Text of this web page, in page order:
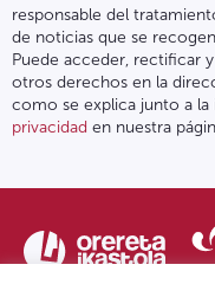
responsable del
de noticias que se
Puede acceder, rectificar
otros derechos en la
como se explica junto a
privacidad en nuestra